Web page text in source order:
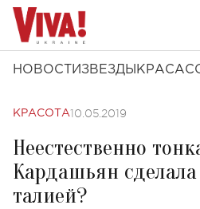
НОВОСТИ ЗВЕЗДЫ КРАСА
КРАСОТА10.05.2019
Неестественно
Кардашьян сделала
талией?